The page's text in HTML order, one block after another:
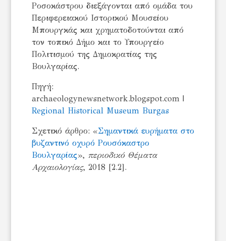
Ροσοκάστρου διεξάγονται από ομάδα του
Περιφερειακού Ιστορικού Μουσείου
Μπουργκάς και χρηματοδοτούνται από
τον τοπικό Δήμο και το Υπουργείο
Πολιτισμού της Δημοκρατίας της
Βουλγαρίας.
Πηγή:
archaeologynewsnetwork.blogspot.com |
Regional Historical Museum Burgas
Σχετικό άρθρο: «Σημαντικά ευρήματα στο
βυζαντινό οχυρό Ρουσόκαστρο
Βουλγαρίας», περιοδικό Θέματα
Αρχαιολογίας, 2018 [2.2].